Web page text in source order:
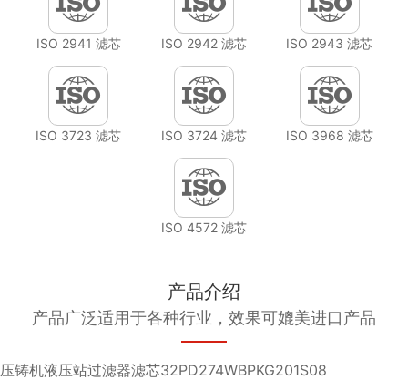
ISO 2941 滤芯 ISO 2942 滤芯 ISO 2943 滤芯
ISO 3723 滤芯 ISO 3724 滤芯 ISO 3968 滤芯
ISO 4572 滤芯
产品介绍
产品广泛适用于各种行业，效果可媲美进口产品
压铸机液压站过滤器滤芯32PD274WBPKG201S08